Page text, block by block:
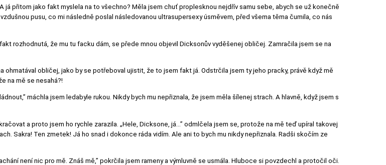
já přitom jako fakt myslela na to všechno? Měla jsem chuť proplesknou nejdřív samu sebe, abych se už konečně
pusu, co mi následně poslal následovanou ultrasupersexy úsměvem, před všema těma čumila, co nás
rozhodnutá, že mu tu facku dám, se přede mnou objevil Dicksonův vyděšenej obličej. Zamračila jsem se na
ohmatával obličej, jako by se potřeboval ujistit, že to jsem fakt já. Odstrčila jsem ty jeho pracky, právě když mě
na mě se nesahá?!
máchla jsem ledabyle rukou. Nikdy bych mu nepřiznala, že jsem měla šílenej strach. A hlavně, když jsem s
a proto jsem ho rychle zarazila. „Hele, Dicksone, já…” odmlčela jsem se, protože na mě teď upíral takovej
Sakra! Ten zmetek! Já ho snad i dokonce ráda vidím. Ale ani to bych mu nikdy nepřiznala Radši skočím ze
není nic pro mě. Znáš mě,” pokrčila jsem rameny a výmluvně se usmála. Hluboce si povzdechl a protočil oči.